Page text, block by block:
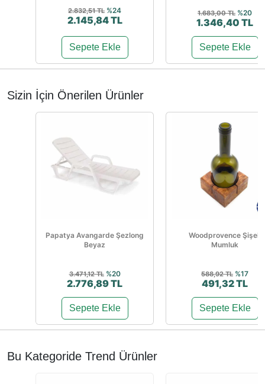
2.832,51 TL %24
2.145,84 TL
Sepete Ekle
1.683,00 TL %20
1.346,40 TL
Sepete Ekle
Sizin İçin Önerilen Ürünler
Papatya Avangarde Şezlong
Beyaz
3.471,12 TL %20
2.776,89 TL
Sepete Ekle
Woodprovence Şişeli
Mumluk
588,92 TL %17
491,32 TL
Sepete Ekle
Bu Kategoride Trend Ürünler